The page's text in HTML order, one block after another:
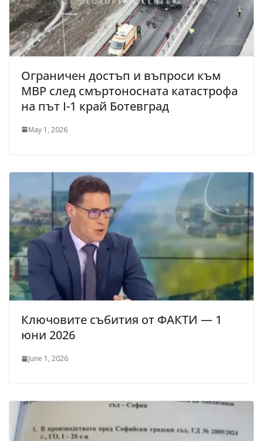
Ограничен достъп и въпроси към
МВР след смъртоносната катастрофа
на път I-1 край Ботевград
May 1, 2026
Ключовите събития от ФАКТИ — 1
юни 2026
June 1, 2026